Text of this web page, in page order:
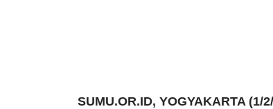
SUMU.OR.ID, YOGYAKARTA (1/